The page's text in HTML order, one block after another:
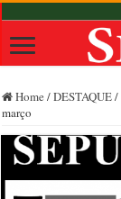
Home /DESTAQUE/
março